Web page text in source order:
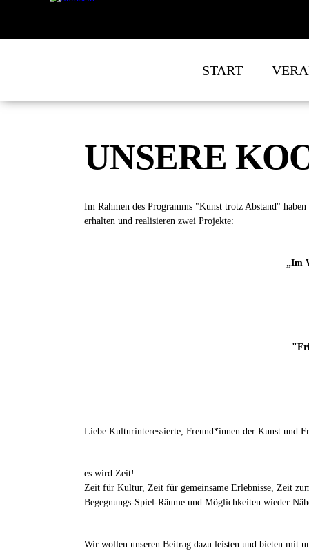
START
UNSERE
Im Rahmen des Programms "Kunst trotz Abstand"
erhalten und realisieren zwei Projekte:
„Im
Liebe Kulturinteressierte, Freund*innen der Kunst und
es wird Zeit!
Zeit für Kultur, Zeit für gemeinsame Erlebnisse, Zeit
Begegnungs-Spiel-Räume und Möglichkeiten wieder
Wir wollen unseren Beitrag dazu leisten und bieten mit